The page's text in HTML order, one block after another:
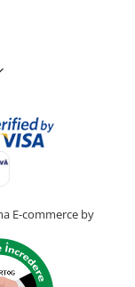
E-commerce by